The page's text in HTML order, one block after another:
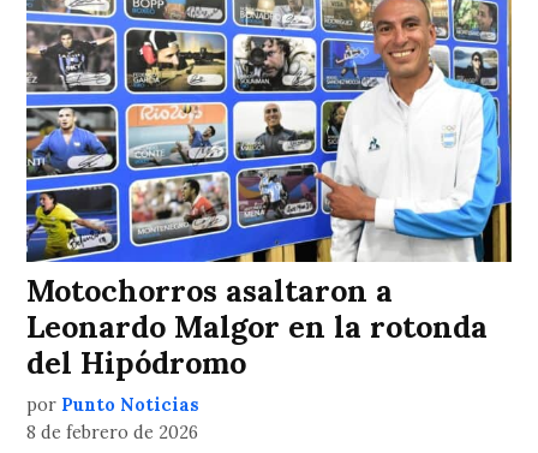
Motochorros asaltaron a
Leonardo Malgor en la rotonda
del Hipódromo
por Punto Noticias
8 de febrero de 2026